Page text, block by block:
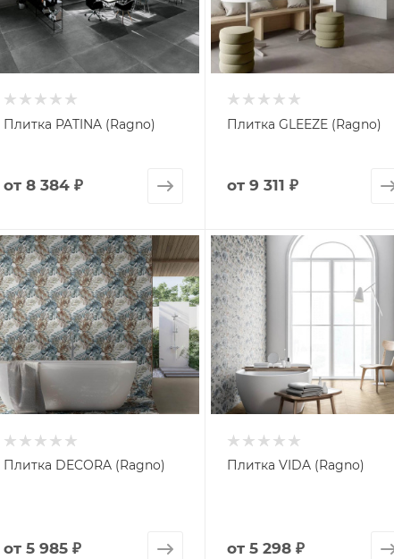
Плитка PATINA (Ragno)
от 8 384 ₽
Плитка GLEEZE (Ragno)
от 9 311 ₽
Плитка DECORA (Ragno)
от 5 985 ₽
Плитка VIDA (Ragno)
от 5 298 ₽